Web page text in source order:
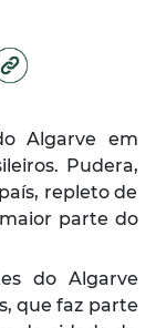
Algarve em
Pudera,
repleto de
parte do
do Algarve
que faz parte